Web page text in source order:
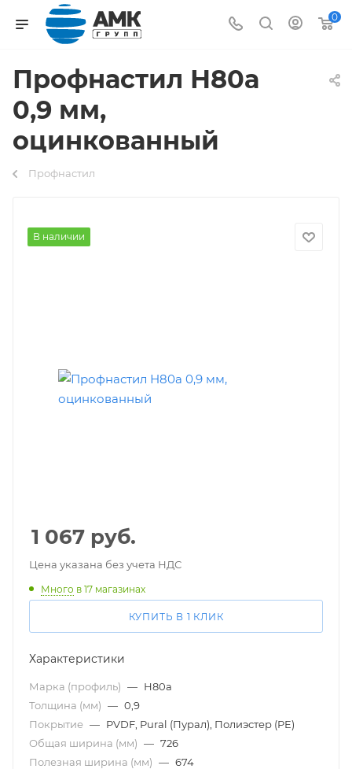
0
Профнастил Н80а
0,9 мм,
оцинкованный
Профнастил
В наличии
1 067 руб.
Цена указана без учета НДС
Много в 17 магазинах
КУПИТЬ В 1 КЛИК
Характеристики
Марка (профиль) — Н80а
Толщина (мм) — 0,9
Покрытие — PVDF, Pural (Пурал), Полиэстер (PE)
Общая ширина (мм) — 726
Полезная ширина (мм) — 674